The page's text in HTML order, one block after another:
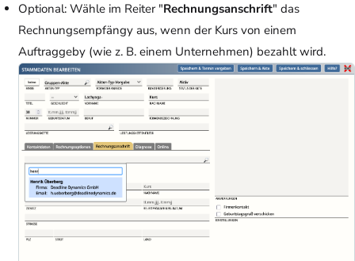
Optional: Wähle im Reiter "Rechnungsanschrift" das
Rechnungsempfängy aus, wenn der Kurs von einem
Auftraggeby (wie z. B. einem Unternehmen) bezahlt wird.